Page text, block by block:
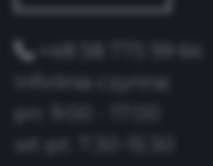
+48 58 775 99 64
Infolinia czynna: